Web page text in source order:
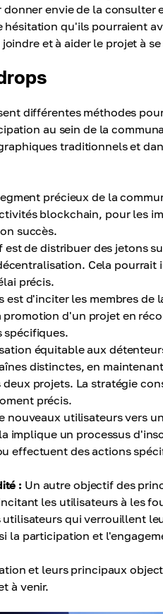
envie de la consulter
qu'ils pourraient
et à aider le projet à
différentes méthodes
au sein de la
traditionnels et
précieux de la
blockchain, pour les
succès.
est de distribuer des jetons
Cela pourrait
précis.
est d'inciter les membres
d'un projet en
spécifiques.
équitable aux
distinctes, en
projets. La stratégie
précis.
nouveaux utilisateurs vers
implique un processus
effectuent des actions
: Un autre objectif des
les utilisateurs à les
qui verrouillent
la participation et
et leurs principaux
à venir.